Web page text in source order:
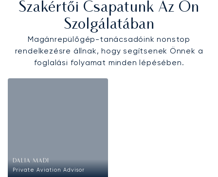
Szakértői Csapatunk Az Ön
Szolgálatában
Magánrepülőgép-tanácsadóink nonstop
rendelkezésre állnak, hogy segítsenek Önnek a
foglalási folyamat minden lépésében.
DALIA MADI
Private Aviation Advisor